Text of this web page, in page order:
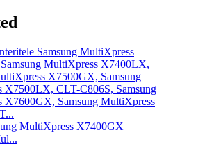
MultiXpress X7400GX